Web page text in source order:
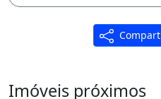
Imóveis próximos